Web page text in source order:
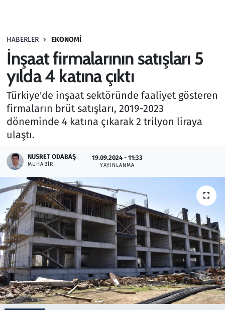
HABERLER EKONOMI
İnşaat firmalarının satışları 5
yılda 4 katına çıktı
Türkiye'de inşaat sektöründe faaliyet gösteren
firmaların brüt satışları, 2019-2023
döneminde 4 katına çıkarak 2 trilyon liraya
ulaştı.
NUSRET ODABAŞ
MUHABIR
19.09.2024 - 11:33
YAYINLANMA
Haber
Kültür Sanat
Kurumsal Haberler
Lezzet Durağı
Oyun
Ramazan
Resmi İlanlar
Rüya Tabirleri
Sağlık